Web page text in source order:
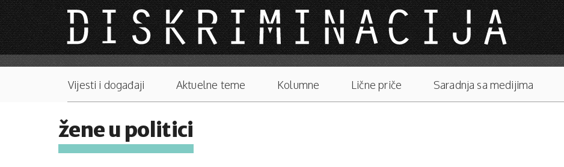
Skip to main content
Main menu
Vijesti i događaji Aktuelne teme Kolumne Lične priče Saradnja sa medijima
žene u politici